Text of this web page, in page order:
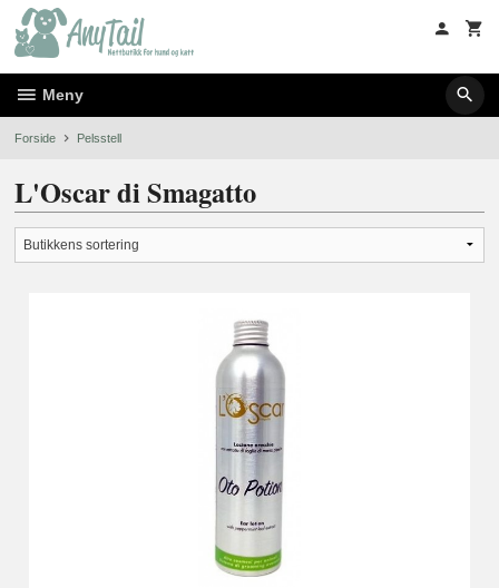
innholdet
Meny
Forside Pelsstell
L'Oscar di Smagatto